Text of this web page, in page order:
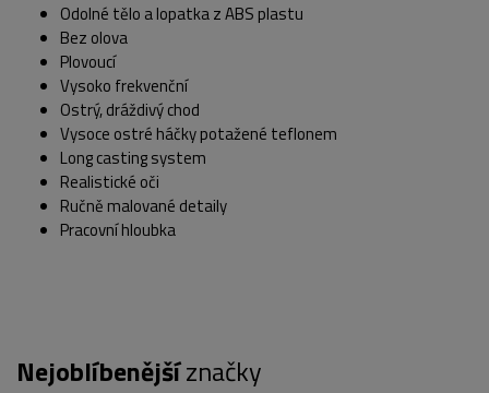
POPIS PRODUKTU
Odolné tělo a lopatka z ABS plastu
Bez olova
Plovoucí
Vysoko frekvenční
Ostrý, dráždivý chod
Vysoce ostré háčky potažené teflonem
Long casting system
Realistické oči
Ručně malované detaily
Pracovní hloubka
Nejoblíbenějšíznačky